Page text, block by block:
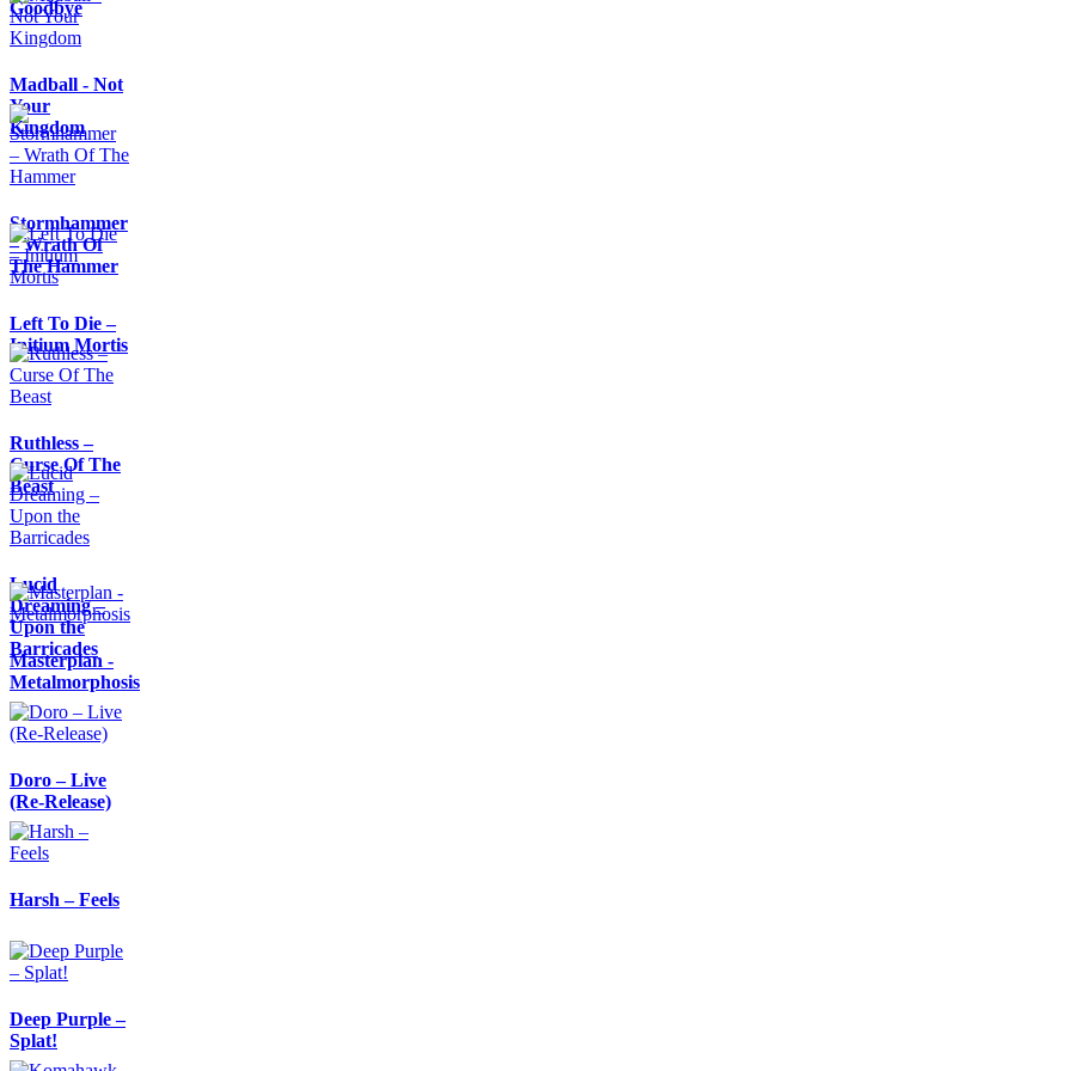
Goodbye
Madball - Not
Your
Kingdom
Stormhammer
– Wrath Of
The Hammer
Left To Die –
Initium Mortis
Ruthless –
Curse Of The
Beast
Lucid
Dreaming –
Upon the
Barricades
Masterplan -
Metalmorphosis
Doro – Live
(Re-Release)
Harsh – Feels
Deep Purple –
Splat!